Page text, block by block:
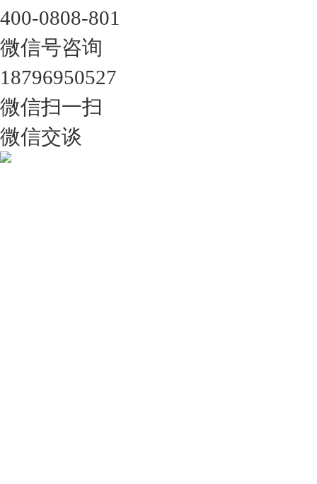
400-0808-801
微信号咨询
18796950527
微信扫一扫
微信交谈